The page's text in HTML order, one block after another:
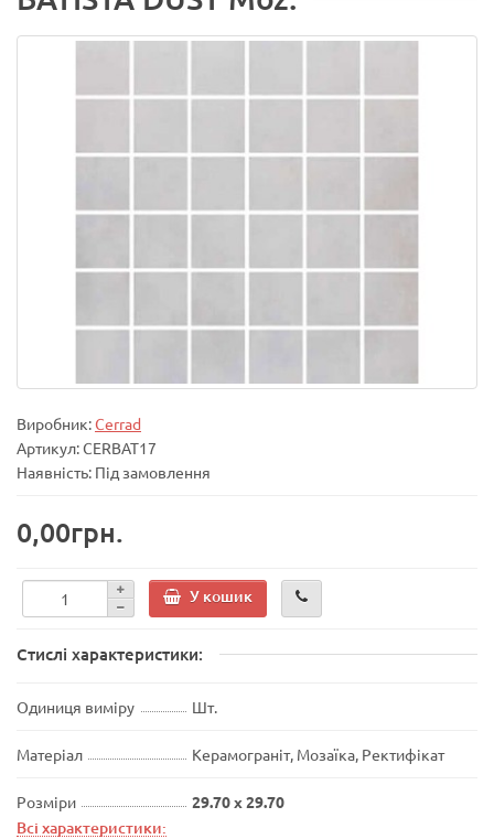
Виробник:Cerrad
Артикул: CERBAT17
Наявність: Під замовлення
0,00грн.
У кошик
Стислі характеристики:
Одиниця виміру Шт.
Матеріал Керамограніт, Мозаїка, Ректифікат
Розміри 29.70 x 29.70
Всі характеристики: